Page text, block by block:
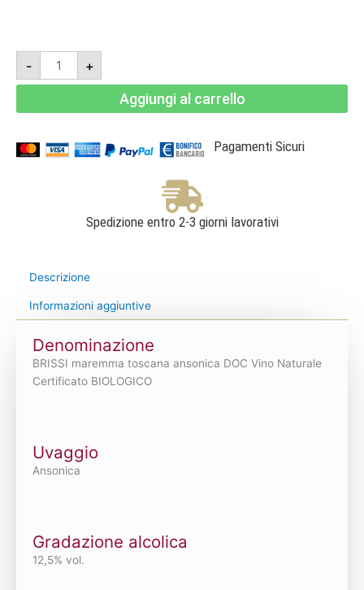
-
Brissi
2023
-
Maremma
Fattoria
di
+
Aggiungi al carrello
Pagamenti Sicuri
Spedizione entro 2-3 giorni lavorativi
Descrizione
Informazioni aggiuntive
Denominazione
BRISSI maremma toscana ansonica DOC Vino Naturale
Certificato BIOLOGICO
Uvaggio
Ansonica
Gradazione alcolica
12,5% vol.